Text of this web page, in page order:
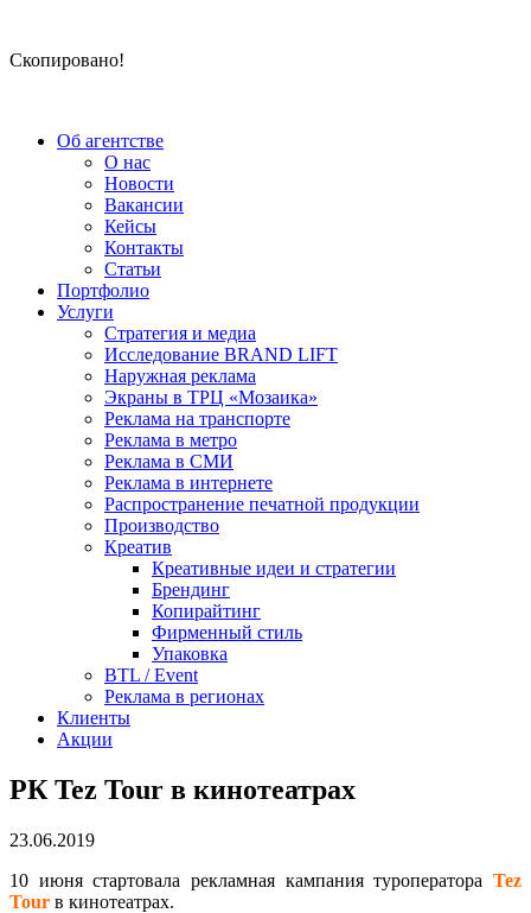
Скопировано!
Об агентстве
О нас
Новости
Вакансии
Кейсы
Контакты
Статьи
Портфолио
Услуги
Стратегия и медиа
Исследование BRAND LIFT
Наружная реклама
Экраны в ТРЦ «Мозаика»
Реклама на транспорте
Реклама в метро
Реклама в СМИ
Реклама в интернете
Распространение печатной продукции
Производство
Креатив
Креативные идеи и стратегии
Брендинг
Копирайтинг
Фирменный стиль
Упаковка
BTL / Event
Реклама в регионах
Клиенты
Акции
РК Tez Tour в кинотеатрах
23.06.2019
10 июня стартовала рекламная кампания туроператора Tez
Tour в кинотеатрах.